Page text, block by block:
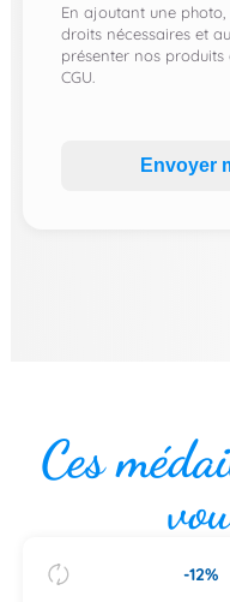
En ajoutant une
droits nécessaires et
présenter nos
CGU.
Envoyer
Ces
-12%